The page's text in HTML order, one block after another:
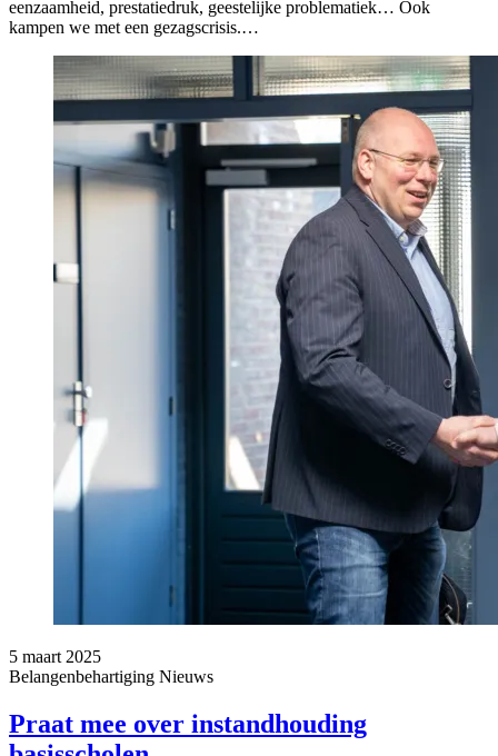
eenzaamheid, prestatiedruk, geestelijke problematiek… Ook
kampen we met een gezagscrisis.…
5 maart 2025
Belangenbehartiging Nieuws
Praat mee over instandhouding